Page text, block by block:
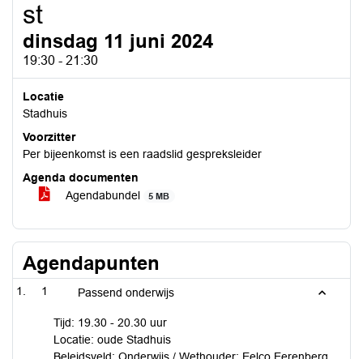
st
dinsdag 11 juni 2024
19:30 - 21:30
Locatie
Stadhuis
Voorzitter
Per bijeenkomst is een raadslid gespreksleider
Agenda documenten
Agendabundel
5 MB
Agendapunten
1 Passend onderwijs
Tijd: 19.30 - 20.30 uur
Locatie: oude Stadhuis